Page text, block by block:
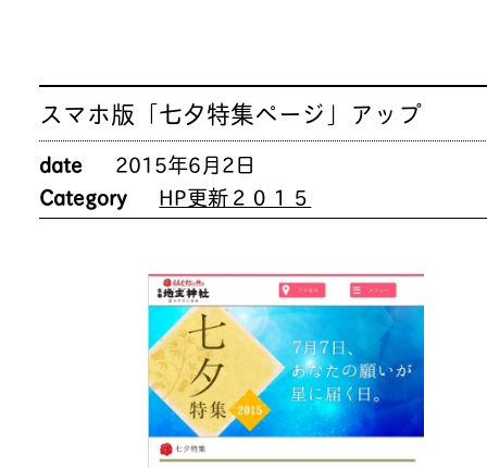
スマホ版「七夕特集ページ」アップ
date
2015年6月2日
Category
HP更新２０１５